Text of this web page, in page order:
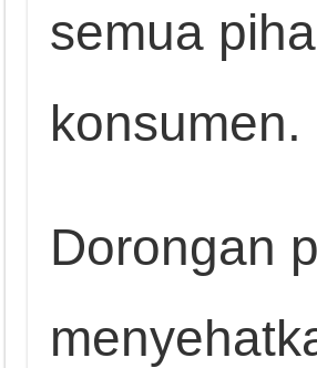
semua
konsumen.
Dorongan